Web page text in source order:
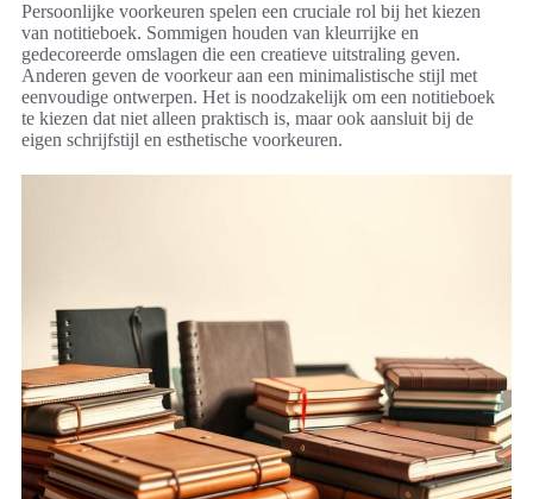
Persoonlijke voorkeuren spelen een cruciale rol bij het kiezen
van notitieboek. Sommigen houden van kleurrijke en
gedecoreerde omslagen die een creatieve uitstraling geven.
Anderen geven de voorkeur aan een minimalistische stijl met
eenvoudige ontwerpen. Het is noodzakelijk om een notitieboek
te kiezen dat niet alleen praktisch is, maar ook aansluit bij de
eigen schrijfstijl en esthetische voorkeuren.